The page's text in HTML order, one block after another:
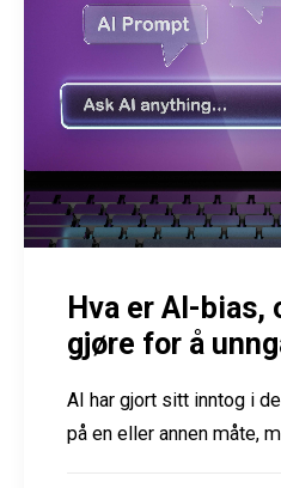
Hva er AI-bias,
gjøre for å
AI har gjort sitt inntog i
på en eller annen måte,